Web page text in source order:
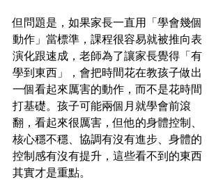
但問題是，如果家長一直用「學會幾個
動作」當標準，課程很容易就被推向表
演化跟速成，老師為了讓家長覺得「有
學到東西」，會把時間花在教孩子做出
一個看起來厲害的動作，而不是花時間
打基礎。孩子可能兩個月就學會前滾
翻，看起來很厲害，但他的身體控制、
核心穩不穩、協調有沒有進步、身體的
控制感有沒有提升，這些看不到的東西
其實才是重點。